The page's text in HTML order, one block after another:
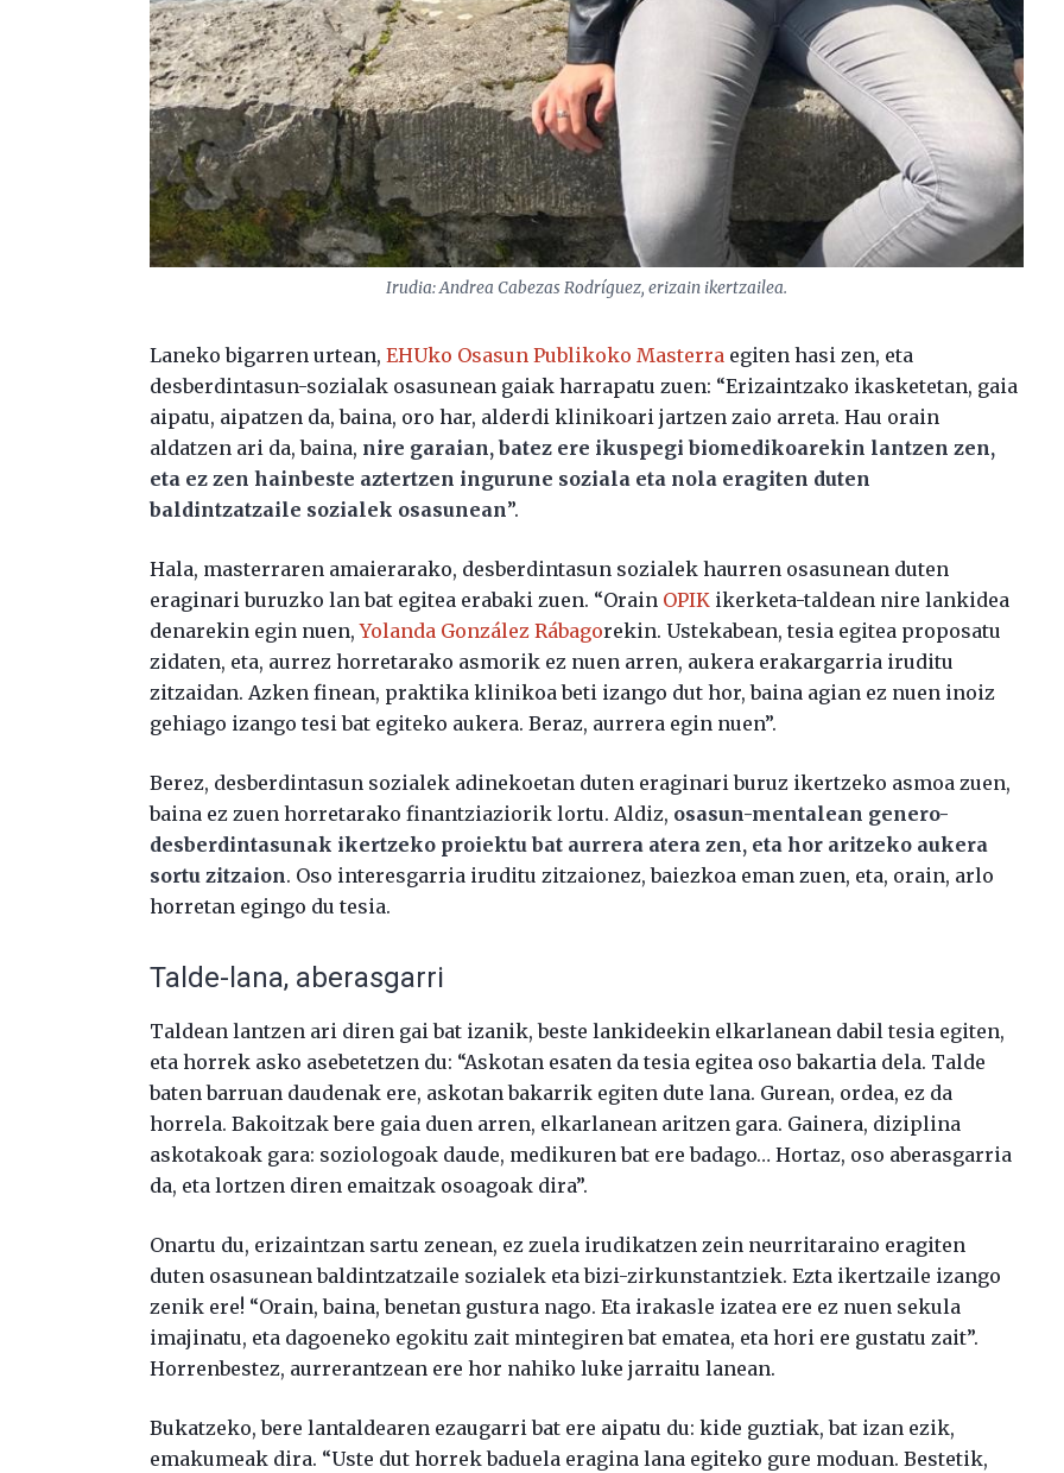
Irudia: Andrea Cabezas Rodríguez, erizain ikertzailea.
Laneko bigarren urtean,EHUko Osasun Publikoko Masterra egiten hasi zen, eta
desberdintasun-sozialak osasunean gaiak harrapatu zuen: “Erizaintzako ikasketetan, gaia
aipatu, aipatzen da, baina, oro har, alderdi klinikoari jartzen zaio arreta. Hau orain
aldatzen ari da, baina, nire garaian, batez ere ikuspegi biomedikoarekin lantzen zen,
eta ez zen hainbeste aztertzen ingurune soziala eta nola eragiten duten
baldintzatzaile sozialek osasunean”.
Hala, masterraren amaierarako, desberdintasun sozialek haurren osasunean duten
eraginari buruzko lan bat egitea erabaki zuen. “Orain OPIK ikerketa-taldean nire lankidea
denarekin egin nuen,Yolanda González Rábagorekin. Ustekabean, tesia egitea proposatu
zidaten, eta, aurrez horretarako asmorik ez nuen arren, aukera erakargarria iruditu
zitzaidan. Azken finean, praktika klinikoa beti izango dut hor, baina agian ez nuen inoiz
gehiago izango tesi bat egiteko aukera. Beraz, aurrera egin nuen”.
Berez, desberdintasun sozialek adinekoetan duten eraginari buruz ikertzeko asmoa zuen,
baina ez zuen horretarako finantziaziorik lortu. Aldiz, osasun-mentalean genero-
desberdintasunak ikertzeko proiektu bat aurrera atera zen, eta hor aritzeko aukera
sortu zitzaion. Oso interesgarria iruditu zitzaionez, baiezkoa eman zuen, eta, orain, arlo
horretan egingo du tesia.
Talde-lana, aberasgarri
Taldean lantzen ari diren gai bat izanik, beste lankideekin elkarlanean dabil tesia egiten,
eta horrek asko asebetetzen du: “Askotan esaten da tesia egitea oso bakartia dela. Talde
baten barruan daudenak ere, askotan bakarrik egiten dute lana. Gurean, ordea, ez da
horrela. Bakoitzak bere gaia duen arren, elkarlanean aritzen gara. Gainera, diziplina
askotakoak gara: soziologoak daude, medikuren bat ere badago… Hortaz, oso aberasgarria
da, eta lortzen diren emaitzak osoagoak dira”.
Onartu du, erizaintzan sartu zenean, ez zuela irudikatzen zein neurritaraino eragiten
duten osasunean baldintzatzaile sozialek eta bizi-zirkunstantziek. Ezta ikertzaile izango
zenik ere! “Orain, baina, benetan gustura nago. Eta irakasle izatea ere ez nuen sekula
imajinatu, eta dagoeneko egokitu zait mintegiren bat ematea, eta hori ere gustatu zait”.
Horrenbestez, aurrerantzean ere hor nahiko luke jarraitu lanean.
Bukatzeko, bere lantaldearen ezaugarri bat ere aipatu du: kide guztiak, bat izan ezik,
emakumeak dira. “Uste dut horrek baduela eragina lana egiteko gure moduan. Bestetik,